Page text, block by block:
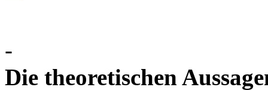
-
Die theoretischen